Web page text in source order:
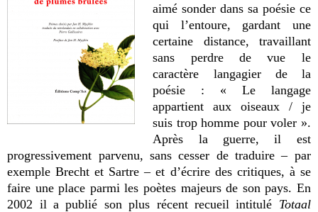
aimé sonder dans sa poésie ce
qui l’entoure, gardant une
certaine distance, travaillant
sans perdre de vue le
caractère langagier de la
poésie : « Le langage
appartient aux oiseaux / je
suis trop homme pour voler ».
Après la guerre, il est
progressivement parvenu, sans cesser de traduire – par
exemple Brecht et Sartre – et d’écrire des critiques, à se
faire une place parmi les poètes majeurs de son pays. En
2002 il a publié son plus récent recueil intitulé Totaal